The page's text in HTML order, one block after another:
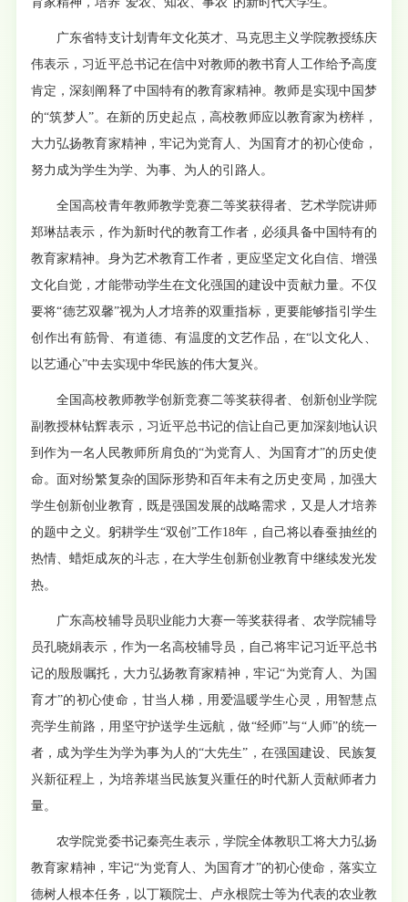
广东省特支计划青年文化英才、马克思主义学院教授练庆
伟表示，习近平总书记在信中对教师的教书育人工作给予高度
肯定，深刻阐释了中国特有的教育家精神。教师是实现中国梦
的“筑梦人”。在新的历史起点，高校教师应以教育家为榜样，
大力弘扬教育家精神，牢记为党育人、为国育才的初心使命，
努力成为学生为学、为事、为人的引路人。
全国高校青年教师教学竞赛二等奖获得者、艺术学院讲师
郑琳喆表示，作为新时代的教育工作者，必须具备中国特有的
教育家精神。身为艺术教育工作者，更应坚定文化自信、增强
文化自觉，才能带动学生在文化强国的建设中贡献力量。不仅
要将“德艺双馨”视为人才培养的双重指标，更要能够指引学生
创作出有筋骨、有道德、有温度的文艺作品，在“以文化人、
以艺通心”中去实现中华民族的伟大复兴。
全国高校教师教学创新竞赛二等奖获得者、创新创业学院
副教授林钻辉表示，习近平总书记的信让自己更加深刻地认识
到作为一名人民教师所肩负的“为党育人、为国育才”的历史使
命。面对纷繁复杂的国际形势和百年未有之历史变局，加强大
学生创新创业教育，既是强国发展的战略需求，又是人才培养
的题中之义。躬耕学生“双创”工作18年，自己将以春蚕抽丝的
热情、蜡炬成灰的斗志，在大学生创新创业教育中继续发光发
热。
广东高校辅导员职业能力大赛一等奖获得者、农学院辅导
员孔晓娟表示，作为一名高校辅导员，自己将牢记习近平总书
记的殷殷嘱托，大力弘扬教育家精神，牢记“为党育人、为国
育才”的初心使命，甘当人梯，用爱温暖学生心灵，用智慧点
亮学生前路，用坚守护送学生远航，做“经师”与“人师”的统一
者，成为学生为学为事为人的“大先生”，在强国建设、民族复
兴新征程上，为培养堪当民族复兴重任的时代新人贡献师者力
量。
农学院党委书记秦亮生表示，学院全体教职工将大力弘扬
教育家精神，牢记“为党育人、为国育才”的初心使命，落实立
德树人根本任务，以丁颖院士、卢永根院士等为代表的农业教